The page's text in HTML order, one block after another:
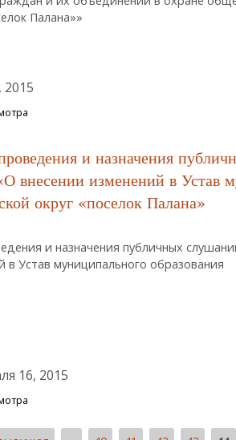
Палана»»
2015
Нормативного Правового Акта «Об
и назначения
внесении изменений в Устав
округ «поселок Палана»
и назначения публичных
в Устав муниципального
16, 2015
Срока Проведения И Назначения